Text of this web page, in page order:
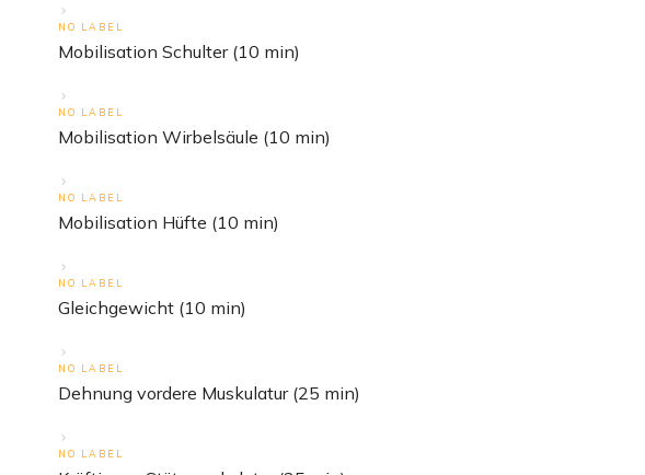
NO LABEL
Mobilisation Schulter (10 min)
NO LABEL
Mobilisation Wirbelsäule (10 min)
NO LABEL
Mobilisation Hüfte (10 min)
NO LABEL
Gleichgewicht (10 min)
NO LABEL
Dehnung vordere Muskulatur (25 min)
NO LABEL